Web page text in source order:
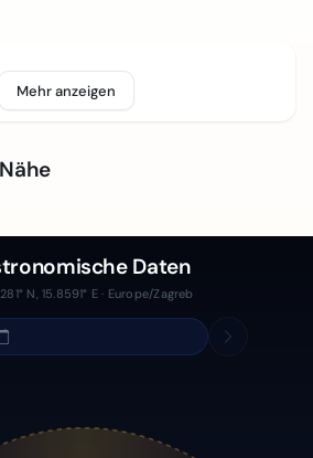
Mehr anzeigen
Daten
N, 15.8591° E · Europe/Zagreb